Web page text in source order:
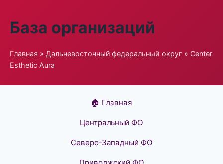
База организаций
Главная » Дальневосточный федеральный округ » Center
Esthetic Aura
🏠 Главная
Центральный ФО
Северо-Западный ФО